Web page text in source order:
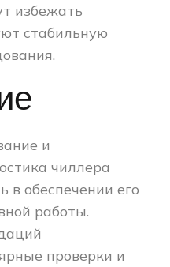
избежать
стабильную
и
чиллера
в обеспечении его
работы.
проверки и